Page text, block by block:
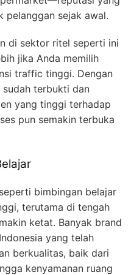
pelanggan sejak awal.
di sektor ritel seperti ini
jika Anda memilih
traffic tinggi. Dengan
terbukti dan
yang tinggi terhadap
pun semakin terbuka
bimbingan belajar
terutama di tengah
ketat. Banyak brand
yang telah
berkualitas, baik dari
kenyamanan ruang